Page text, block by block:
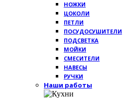
НОЖКИ
ЦОКОЛИ
ПЕТЛИ
ПОСУДОСУШИТЕЛИ
ПОДСВЕТКА
МОЙКИ
СМЕСИТЕЛИ
НАВЕСЫ
РУЧКИ
Наши работы